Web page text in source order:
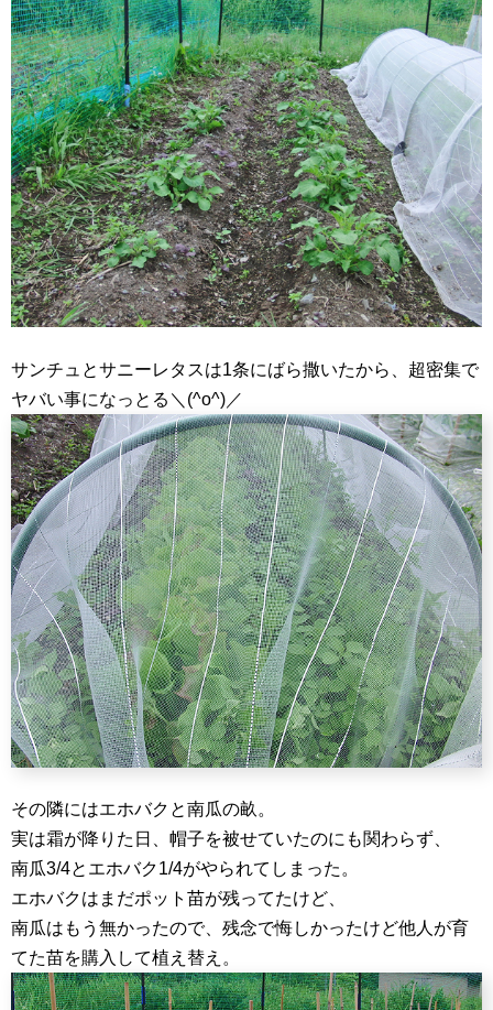
サンチュとサニーレタスは1条にばら撒いたから、超密集で
ヤバい事になっとる＼(^o^)／
その隣にはエホバクと南瓜の畝。
実は霜が降りた日、帽子を被せていたのにも関わらず、
南瓜3/4とエホバク1/4がやられてしまった。
エホバクはまだポット苗が残ってたけど、
南瓜はもう無かったので、残念で悔しかったけど他人が育
てた苗を購入して植え替え。